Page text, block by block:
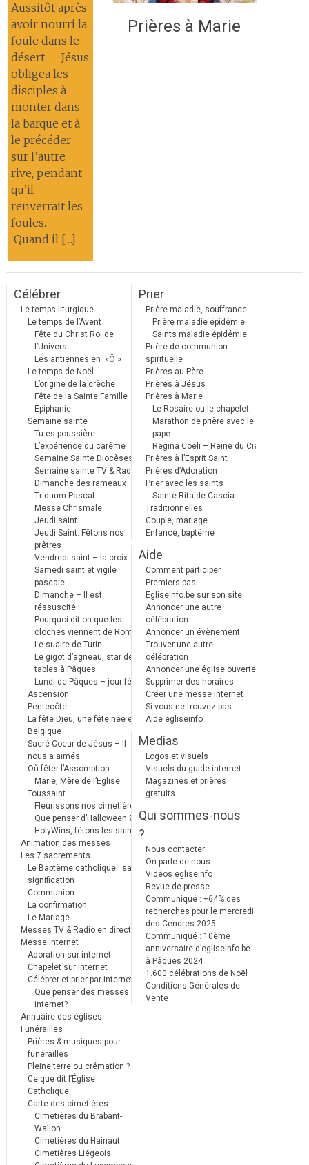
Aussitôt après
avoir nourri la
foule dans le
désert, Jésus
obligea les
disciples à
monter dans
la barque et à
le précéder
sur l’autre
rive, pendant
qu’il
renverrait les
foules.
Quand il […]
Prières à Marie
Célébrer
Le temps liturgique
Le temps de l’Avent
Fête du Christ Roi de
l’Univers
Les antiennes en »Ô »
Le temps de Noël
L’origine de la crèche
Fête de la Sainte Famille
Epiphanie
Semaine sainte
Tu es poussière…
L’expérience du carême
Semaine Sainte Diocèses
Semaine sainte TV & Radio
Dimanche des rameaux
Triduum Pascal
Messe Chrismale
Jeudi saint
Jeudi Saint: Fêtons nos
prêtres
Vendredi saint – la croix
Samedi saint et vigile
pascale
Dimanche – Il est
réssuscité !
Pourquoi dit-on que les
cloches viennent de Rome ?
Le suaire de Turin
Le gigot d’agneau, star des
tables à Pâques
Lundi de Pâques – jour férié
Ascension
Pentecôte
La fête Dieu, une fête née en
Belgique
Sacré-Coeur de Jésus – Il
nous a aimés.
Où fêter l’Assomption
Marie, Mère de l’Eglise
Toussaint
Fleurissons nos cimetières
Que penser d’Halloween ?
HolyWins, fêtons les saints !
Animation des messes
Les 7 sacrements
Le Baptême catholique : sa
signification
Communion
La confirmation
Le Mariage
Messes TV & Radio en direct
Messe internet
Adoration sur internet
Chapelet sur internet
Célébrer et prier par internet
Que penser des messes
internet?
Annuaire des églises
Funérailles
Prières & musiques pour
funérailles
Pleine terre ou crémation ?
Ce que dit l’Église
Catholique.
Carte des cimetières
Cimetières du Brabant-
Wallon
Cimetières du Hainaut
Cimetières Liégeois
Prier
Prière maladie, souffrance
Prière maladie épidémie
Saints maladie épidémie
Prière de communion
spirituelle
Prières au Père
Prières à Jésus
Prières à Marie
Le Rosaire ou le chapelet
Marathon de prière avec le
pape
Regina Coeli – Reine du Ciel
Prières à l’Esprit Saint
Prières d’Adoration
Prier avec les saints
Sainte Rita de Cascia
Traditionnelles
Couple, mariage
Enfance, baptême
Aide
Comment participer
Premiers pas
EgliseInfo.be sur son site
Annoncer une autre
célébration
Annoncer un évènement
Trouver une autre
célébration
Annoncer une église ouverte
Supprimer des horaires
Créer une messe internet
Si vous ne trouvez pas
Aide egliseinfo
Medias
Logos et visuels
Visuels du guide internet
Magazines et prières
gratuits
Qui sommes-nous
?
Nous contacter
On parle de nous
Vidéos egliseinfo
Revue de presse
Communiqué : +64% des
recherches pour le mercredi
des Cendres 2025
Communiqué : 10ème
anniversaire d’egliseinfo.be
à Pâques 2024
1.600 célébrations de Noël
Conditions Générales de
Vente